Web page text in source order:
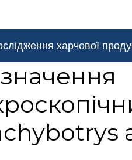
харчової